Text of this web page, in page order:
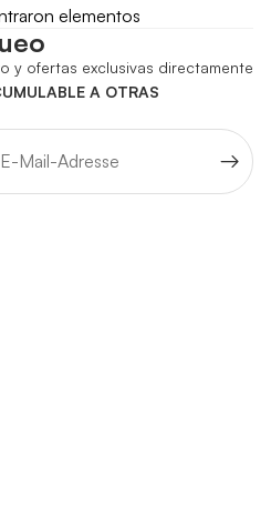
elementos
y ofertas exclusivas directamente
A OTRAS